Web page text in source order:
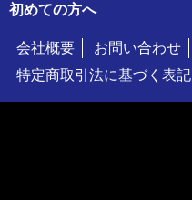
初めての方へ
会社概要 お問い合わせ
特定商取引法に基づく表記